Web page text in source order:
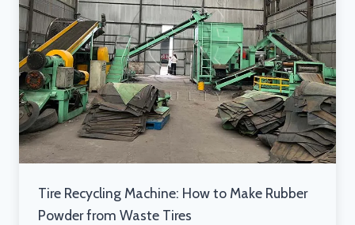
Tire Recycling Machine: How to Make Rubber
Powder from Waste Tires